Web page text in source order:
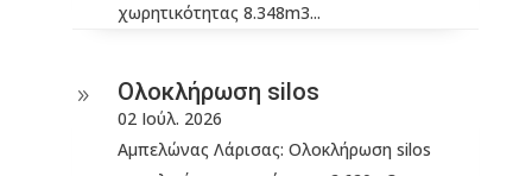
χωρητικότητας 8.348m3...
9 Ολοκλήρωση silos
02 Ιούλ. 2026
Αμπελώνας Λάρισας: Ολοκλήρωση silos